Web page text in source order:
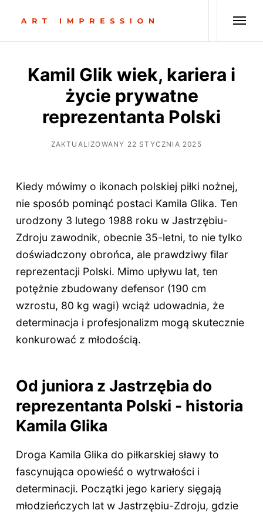
Kamil Glik wiek, kariera i
życie prywatne
reprezentanta Polski
ZAKTUALIZOWANY 22 STYCZNIA 2025
Kiedy mówimy o ikonach polskiej piłki nożnej,
nie sposób pominąć postaci Kamila Glika. Ten
urodzony 3 lutego 1988 roku w Jastrzębiu-
Zdroju zawodnik, obecnie 35-letni, to nie tylko
doświadczony obrońca, ale prawdziwy filar
reprezentacji Polski. Mimo upływu lat, ten
potężnie zbudowany defensor (190 cm
wzrostu, 80 kg wagi) wciąż udowadnia, że
determinacja i profesjonalizm mogą skutecznie
konkurować z młodością.
Od juniora z Jastrzębia do
reprezentanta Polski - historia
Kamila Glika
Droga Kamila Glika do piłkarskiej sławy to
fascynująca opowieść o wytrwałości i
determinacji. Początki jego kariery sięgają
młodzieńczych lat w Jastrzębiu-Zdroju, gdzie